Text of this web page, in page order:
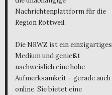
Nachrichtenplattform für die
Region Rottweil.
Die NRWZ ist ein einzigartiges
Medium und genießt
nachweislich eine hohe
Aufmerksamkeit – gerade auch
online. Sie bietet eine